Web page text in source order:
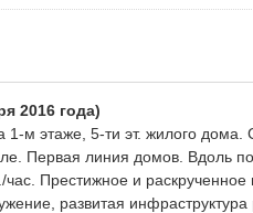
2016 года)
м этаже, 5-ти эт. жилого
Первая линия домов. Вдоль
Престижное и
развитая